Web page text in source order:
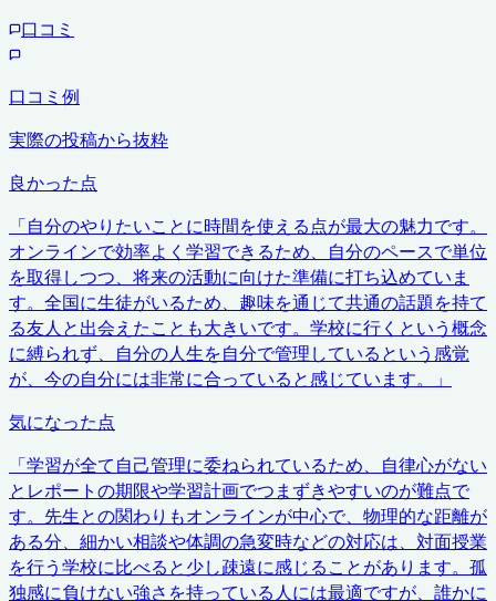
口コミ
口コミ例
実際の投稿から抜粋
良かった点
「自分のやりたいことに時間を使える点が最大の魅力です。
オンラインで効率よく学習できるため、自分のペースで単位
を取得しつつ、将来の活動に向けた準備に打ち込めていま
す。全国に生徒がいるため、趣味を通じて共通の話題を持て
る友人と出会えたことも大きいです。学校に行くという概念
に縛られず、自分の人生を自分で管理しているという感覚
が、今の自分には非常に合っていると感じています。
」
気になった点
「学習が全て自己管理に委ねられているため、自律心がない
とレポートの期限や学習計画でつまずきやすいのが難点で
す。先生との関わりもオンラインが中心で、物理的な距離が
ある分、細かい相談や体調の急変時などの対応は、対面授業
を行う学校に比べると少し疎遠に感じることがあります。孤
独感に負けない強さを持っている人には最適ですが、誰かに